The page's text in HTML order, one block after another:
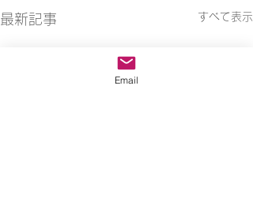
最新記事 すべて表示
Email